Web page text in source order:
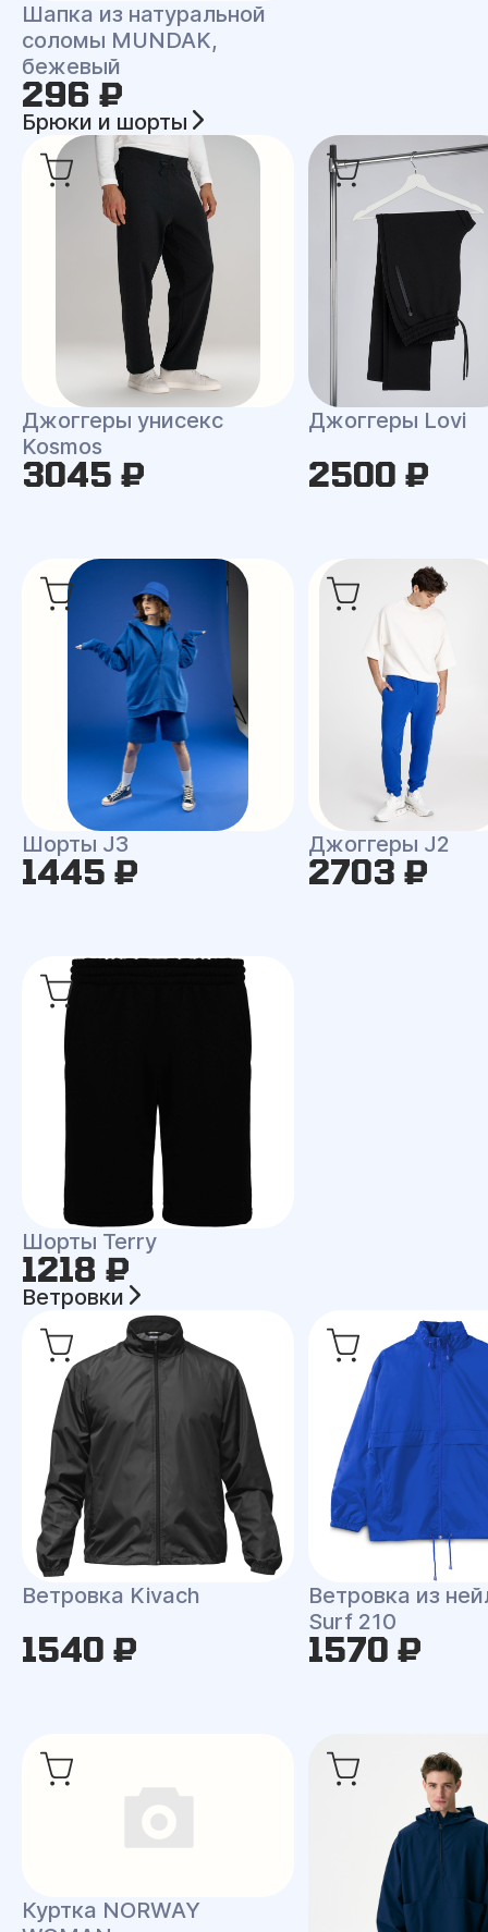
Шапка из натуральной
соломы MUNDAK,
бежевый
296 ₽
Брюки и шорты
Джоггеры унисекс
Kosmos
3045 ₽
Джоггеры Lovi
2500 ₽
Шорты J3
1445 ₽
Джоггеры J2
2703 ₽
Шорты Terry
1218 ₽
Ветровки
Ветровка Kivach
1540 ₽
Ветровка из
Surf 210
1570 ₽
Куртка NORWAY